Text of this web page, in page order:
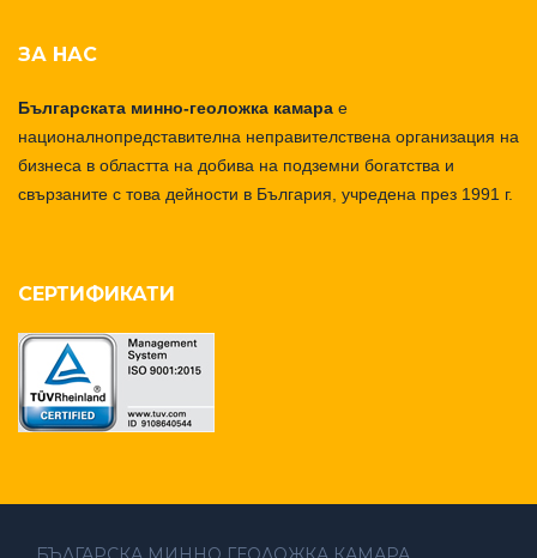
ЗА НАС
Българската минно-геоложка камара е
националнопредставителна неправителствена организация на
бизнеса в областта на добива на подземни богатства и
свързаните с това дейности в България, учредена през 1991 г.
СЕРТИФИКАТИ